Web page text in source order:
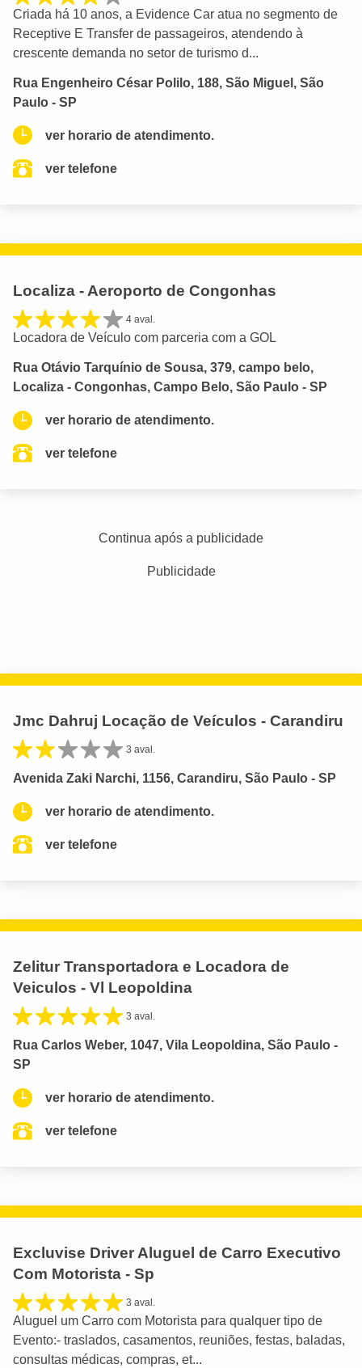
Criada há 10 anos, a Evidence Car atua no segmento de
Receptive E Transfer de passageiros, atendendo à
crescente demanda no setor de turismo d...
Rua Engenheiro César Polilo, 188, São Miguel, São
Paulo - SP
ver horario de atendimento.
ver telefone
Localiza - Aeroporto de Congonhas
4 aval.
Locadora de Veículo com parceria com a GOL
Rua Otávio Tarquínio de Sousa, 379, campo belo,
Localiza - Congonhas, Campo Belo, São Paulo - SP
ver horario de atendimento.
ver telefone
Continua após a publicidade
Publicidade
Jmc Dahruj Locação de Veículos - Carandiru
3 aval.
Avenida Zaki Narchi, 1156, Carandiru, São Paulo - SP
ver horario de atendimento.
ver telefone
Zelitur Transportadora e Locadora de
Veiculos - Vl Leopoldina
3 aval.
Rua Carlos Weber, 1047, Vila Leopoldina, São Paulo -
SP
ver horario de atendimento.
ver telefone
Excluvise Driver Aluguel de Carro Executivo
Com Motorista - Sp
3 aval.
Aluguel um Carro com Motorista para qualquer tipo de
Evento:- traslados, casamentos, reuniões, festas, baladas,
consultas médicas, compras, et...